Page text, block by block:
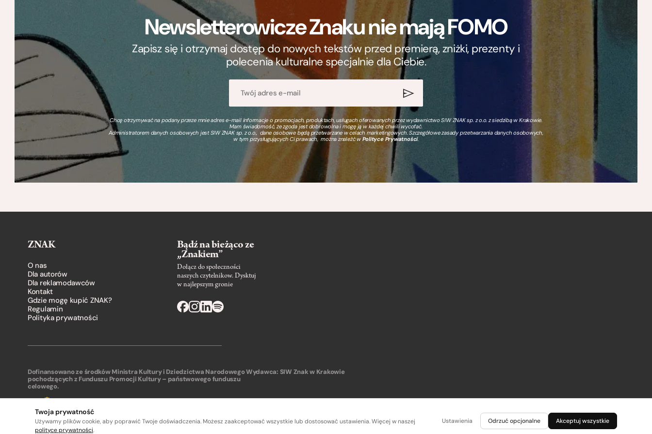
Newsletterowicze Znaku nie mają FOMO
Zapisz się i otrzymaj dostęp do nowych tekstów przed premierą, zniżki, prezenty i
polecenia kulturalne specjalnie dla Ciebie.
Chcę otrzymywać na podany przeze mnie adres e-mail informacje o promocjach, produktach, usługach oferowanych przez wydawnictwo SIW ZNAK sp. z o.o. z siedzibą w Krakowie.
Mam świadomość, że zgoda jest dobrowolna i mogę ją w każdej chwili wycofać.
Administratorem danych osobowych jest SIW ZNAK sp. z o.o., dane osobowe będą przetwarzane w celach marketingowych. Szczegółowe zasady przetwarzania danych osobowych,
w tym przysługujących Ci prawach, można znaleźć wPolityce Prywatności.
ZNAK
O nas
Dla autorów
Dla reklamodawców
Kontakt
Gdzie mogę kupić ZNAK?
Regulamin
Polityka prywatności
Bądź na bieżąco ze
„Znakiem”
Dołącz do społeczności
naszych czytelnikow. Dysktuj
w najlepszym gronie
Dofinansowano ze środków Ministra Kultury i Dziedzictwa Narodowego
pochodzących z Funduszu Promocji Kultury – państwowego funduszu
celowego.
Wydawca: SIW Znak w Krakowie
Twoja prywatność
Używamy plików cookie, aby poprawić Twoje doświadczenia. Możesz zaakceptować wszystkie lub dostosować ustawienia. Więcej w naszej
polityce prywatności.
Ustawienia Odrzuć opcjonalne Akceptuj wszystkie